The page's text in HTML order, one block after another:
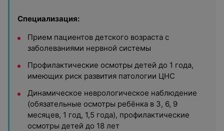
Специализация:
Прием пациентов детского возраста с
заболеваниями нервной системы
Профилактические осмотры детей до 1 года,
имеющих риск развития патологии ЦНС
Динамическое неврологическое наблюдение
(обязательные осмотры ребёнка в 3, 6, 9
месяцев, 1 год, 1,5 года), профилактические
осмотры детей до 18 лет